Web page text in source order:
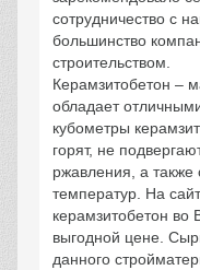
сотрудничество с
большинство
строительством.
Керамзитобетон –
обладает
кубометры
горят, не
ржавления, а также
температур. На
керамзитобетон во
выгодной цене.
данного